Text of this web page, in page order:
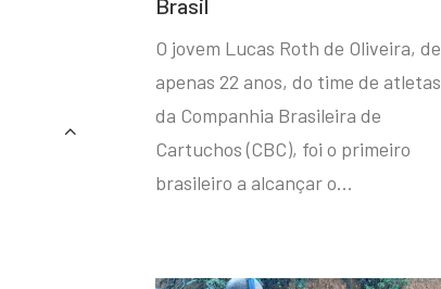
Brasil
O jovem Lucas Roth de Oliveira, de
apenas 22 anos, do time de atletas
da Companhia Brasileira de
Cartuchos (CBC), foi o primeiro
brasileiro a alcançar o…